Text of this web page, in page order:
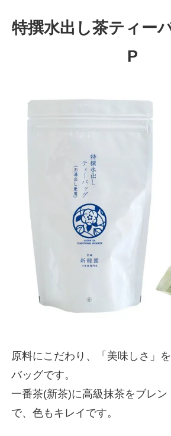
特撰水出し茶ティー
P
原料にこだわり、「美味しさ」
バッグです。
一番茶(新茶)に高級抹茶をブレ
で、色もキレイです。